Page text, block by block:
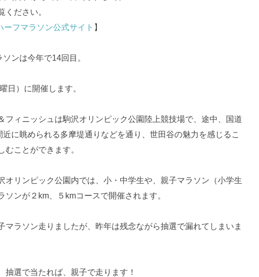
ください。
ーフマラソン公式サイト 】
ンは今年で14回目。
日）に開催します。
フィニッシュは駒沢オリンピック公園陸上競技場で、途中、国道
に眺められる多摩堤通りなどを通り、世田谷の魅力を感じるこ
むことができます。
オリンピック公園内では、小・中学生や、親子マラソン（小学生
ソンが２km、５kmコースで開催されます。
マラソン走りましたが、昨年は残念ながら抽選で漏れてしまいま
抽選で当たれば、親子で走ります！